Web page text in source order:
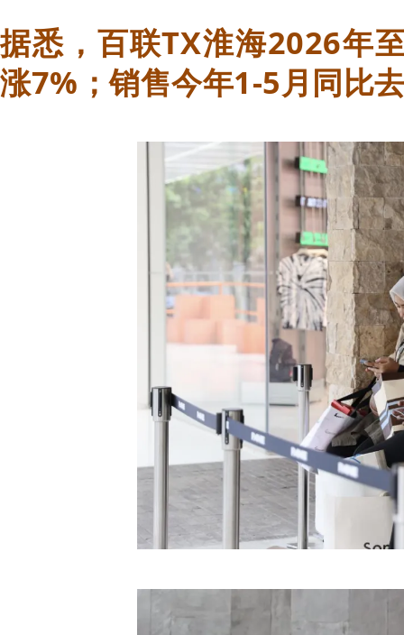
据悉，百联TX淮海2026年
涨7%；销售今年1-5月同比